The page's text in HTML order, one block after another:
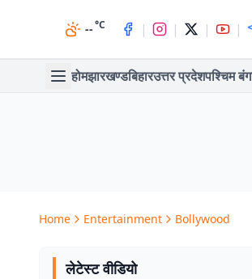
--°C | | | |
होमझारखण्डबिहारउत्तर प्रदेशपश्चिम
Home Entertainment Bollywood
लेटेस्ट वीडियो